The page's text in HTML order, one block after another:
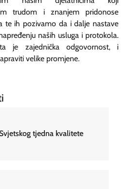
trudom i znanjem pridonose
te ih pozivamo da i dalje nastave
naših usluga i protokola.
je zajednička odgovornost, i
velike promjene.
tjedna kvalitete